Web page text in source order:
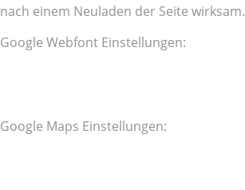
nach einem Neuladen der Seite wirksam.
Google Webfont Einstellungen:
Google Maps Einstellungen: